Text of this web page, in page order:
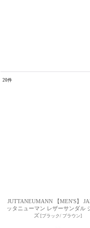
20件
JUTTANEUMANN 【MEN'S】
ッタニューマン レザーサンダル
ズ [ブラック/ ブラウン]